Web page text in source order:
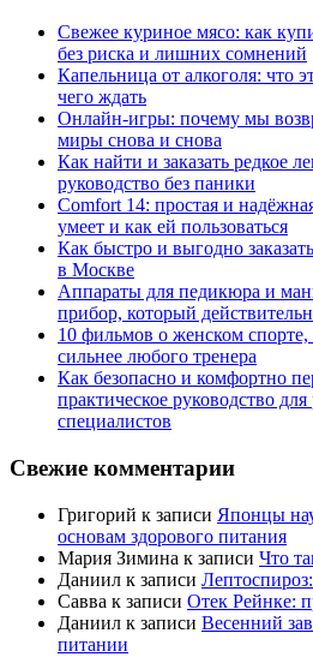
Свежее куриное мясо: как
без риска и лишних сомнений
Капельница от алкоголя: что
чего ждать
Онлайн-игры: почему мы
миры снова и снова
Как найти и заказать редкое
руководство без паники
Comfort 14: простая и
умеет и как ей пользоваться
Как быстро и выгодно
в Москве
Аппараты для педикюра и
прибор, который
10 фильмов о женском
сильнее любого тренера
Как безопасно и комфортно
практическое руководство
специалистов
Свежие комментарии
Григорий к записи Японцы
основам здорового питания
Мария Зимина к записи Что
Даниил к записи
Савва к записи Отек Рейнке:
Даниил к записи Весенний
питании